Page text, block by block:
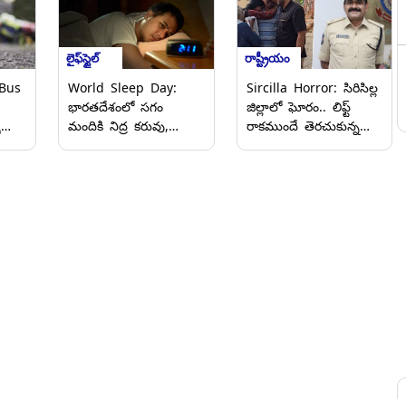
లైఫ్‌స్టైల్
World Sleep Day:
భారతదేశంలో సగం
మందికి నిద్ర కరువు,
రాష్ట్రీయం
Sircilla Horror: సిరిసిల్ల
జిల్లాలో ఘోరం.. లిఫ్ట్
రాకముందే తెరచుకున్న